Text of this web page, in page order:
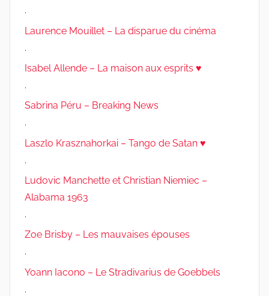
.
Laurence Mouillet – La disparue du cinéma
.
Isabel Allende – La maison aux esprits ♥
.
Sabrina Péru – Breaking News
.
Laszlo Krasznahorkai – Tango de Satan ♥
.
Ludovic Manchette et Christian Niemiec –
Alabama 1963
.
Zoe Brisby – Les mauvaises épouses
.
Yoann Iacono – Le Stradivarius de Goebbels
.